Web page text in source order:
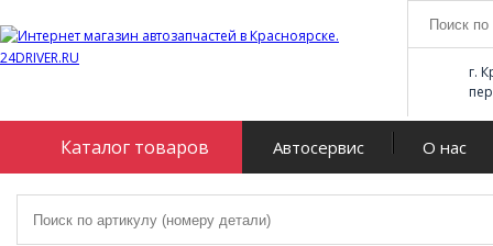
г.
Каталог товаров Автосервис О нас